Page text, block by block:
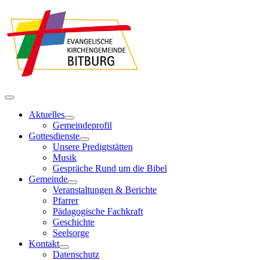
Aktuelles
Gemeindeprofil
Gottesdienste
Unsere Predigtstätten
Musik
Gespräche Rund um die Bibel
Gemeinde
Veranstaltungen & Berichte
Pfarrer
Pädagogische Fachkraft
Geschichte
Seelsorge
Kontakt
Datenschutz